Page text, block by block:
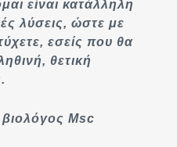
είναι κατάλληλη
λύσεις, ώστε με
εσείς που θα
θετική
Msc